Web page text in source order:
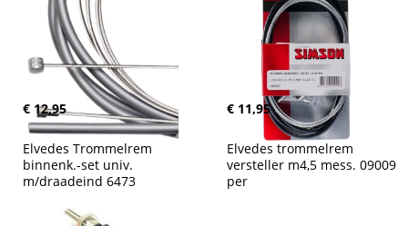
€ 12,95 € 11,95
Elvedes Trommelrem
binnenk.-set univ.
m/draadeind 6473
Elvedes trommelrem
versteller m4,5 mess. 09009
per